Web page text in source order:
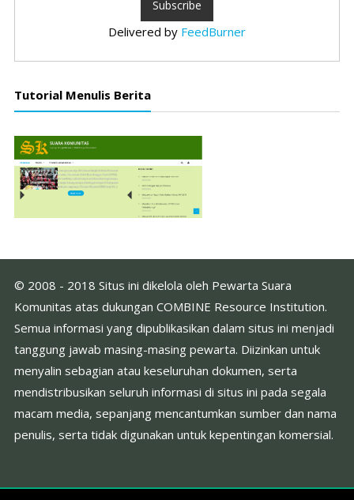
Delivered by FeedBurner
Tutorial Menulis Berita
© 2008 - 2018 Situs ini dikelola oleh Pewarta Suara
Komunitas atas dukungan COMBINE Resource Institution.
Semua informasi yang dipublikasikan dalam situs ini menjadi
tanggung jawab masing-masing pewarta. Diizinkan untuk
menyalin sebagian atau keseluruhan dokumen, serta
mendistribusikan seluruh informasi di situs ini pada segala
macam media, sepanjang mencantumkan sumber dan nama
penulis, serta tidak digunakan untuk kepentingan komersial.